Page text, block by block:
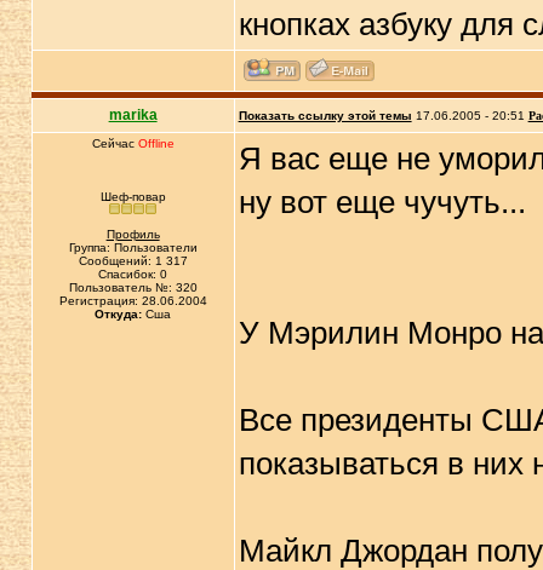
кнопках азбуку для
marika Показать ссылку этой темы 17.06.2005 - 20:51
Сейчас Offline
Шеф-повар
Профиль
Группа: Пользователи
Сообщений: 1 317
Спасибок: 0
Пользователь №: 320
Регистрация: 28.06.2004
Откуда: Сша
Я вас еще не
ну вот еще чучуть...
У Мэрилин Монро
Все президенты
показываться в них
Майкл Джордан